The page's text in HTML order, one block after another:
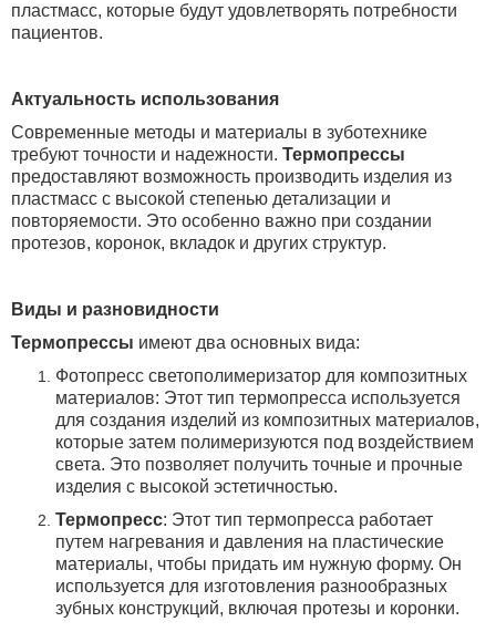
пластмасс, которые будут удовлетворять потребности
пациентов.
Актуальность использования
Современные методы и материалы в зуботехнике
требуют точности и надежности. Термопрессы
предоставляют возможность производить изделия из
пластмасс с высокой степенью детализации и
повторяемости. Это особенно важно при создании
протезов, коронок, вкладок и других структур.
Виды и разновидности
Термопрессы имеют два основных вида:
Фотопресс светополимеризатор для композитных
материалов: Этот тип термопресса используется
для создания изделий из композитных материалов,
которые затем полимеризуются под воздействием
света. Это позволяет получить точные и прочные
изделия с высокой эстетичностью.
Термопресс: Этот тип термопресса работает
путем нагревания и давления на пластические
материалы, чтобы придать им нужную форму. Он
используется для изготовления разнообразных
зубных конструкций, включая протезы и коронки.